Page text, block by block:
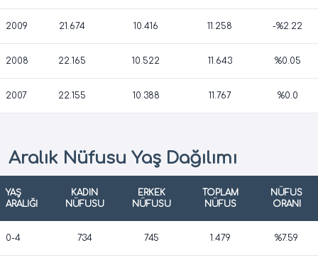
2009 21.674 10.416 11.258 -%2.22
2008 22.165 10.522 11.643 %0.05
2007 22.155 10.388 11.767 %0.0
Aralık Nüfusu Yaş Dağılımı
YAŞ
ARALIĞI
KADIN
NÜFUSU
ERKEK
NÜFUSU
TOPLAM
NÜFUS
NÜFUS
ORANI
0-4 734 745 1.479 %7.59